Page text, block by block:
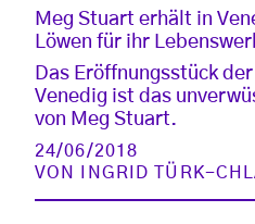
Meg Stuart erhält in
Löwen für ihr
Das Eröffnungsstück
Venedig ist das
von Meg Stuart.
24/06/2018
VON
INGRID TÜRK-